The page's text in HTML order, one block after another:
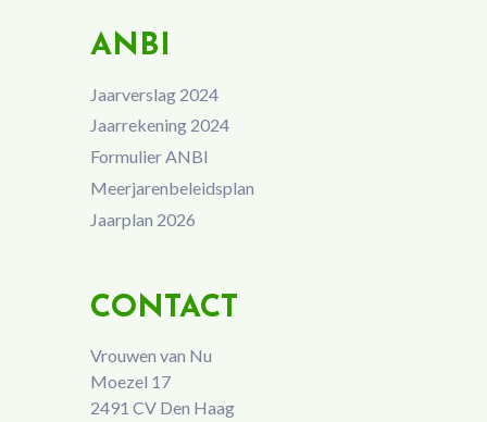
ANBI
Jaarverslag 2024
Jaarrekening 2024
Formulier ANBI
Meerjarenbeleidsplan
Jaarplan 2026
CONTACT
Vrouwen van Nu
Moezel 17
2491 CV Den Haag